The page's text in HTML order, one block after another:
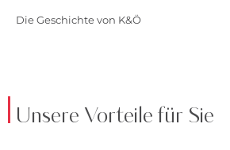
Die Geschichte von K&Ö
Unsere Vorteile für Sie